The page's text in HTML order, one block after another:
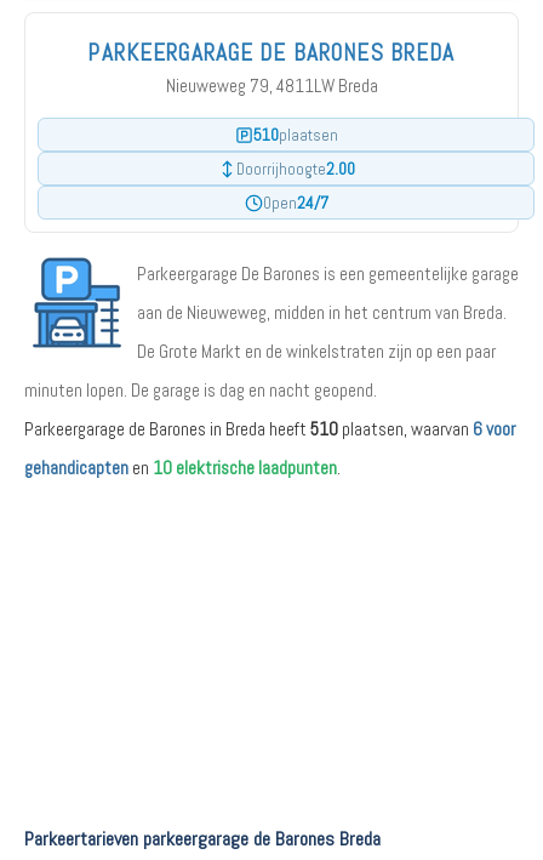
PARKEERGARAGE DE BARONES BREDA
Nieuweweg 79, 4811LW Breda
510plaatsen
Doorrijhoogte2.00
Open24/7
Parkeergarage De Barones is een gemeentelijke garage
aan de Nieuweweg, midden in het centrum van Breda.
De Grote Markt en de winkelstraten zijn op een paar
minuten lopen. De garage is dag en nacht geopend.
Parkeergarage de Barones in Breda heeft 510 plaatsen, waarvan 6 voor
gehandicapten en 10 elektrische laadpunten.
Parkeertarieven parkeergarage de Barones Breda